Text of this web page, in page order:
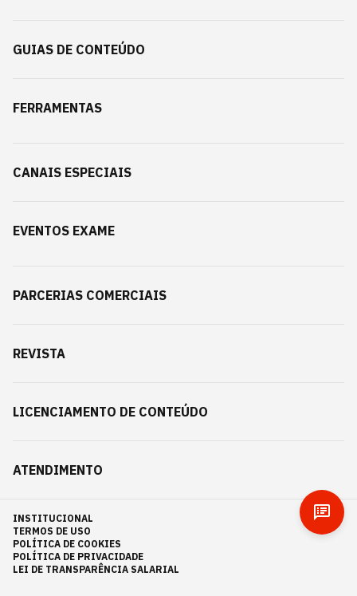
GUIAS DE CONTEÚDO
FERRAMENTAS
CANAIS ESPECIAIS
EVENTOS EXAME
PARCERIAS COMERCIAIS
REVISTA
LICENCIAMENTO DE CONTEÚDO
ATENDIMENTO
INSTITUCIONAL
TERMOS DE USO
POLÍTICA DE COOKIES
POLÍTICA DE PRIVACIDADE
LEI DE TRANSPARÊNCIA SALARIAL